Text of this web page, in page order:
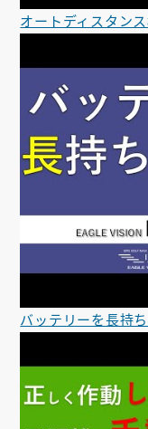
オートディスタン
バッテリーを長持